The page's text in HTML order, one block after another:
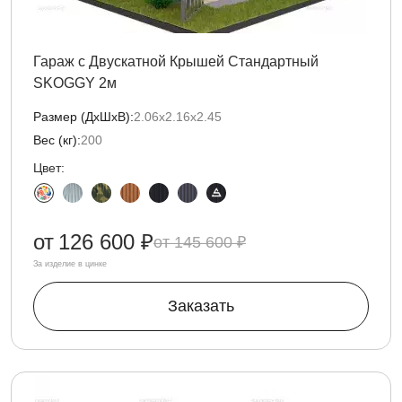
Гараж с Двускатной Крышей Стандартный
SKOGGY 2м
Размер (ДxШxВ):2.06х2.16х2.45
Вес (кг):200
Цвет:
145 600 ₽
от 126 600 ₽
За изделие в цинке
Заказать